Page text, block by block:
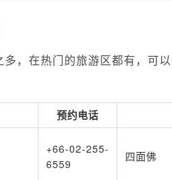
，在热门的旅游区都有，可
预约电话
+66-02-255-
6559
四面佛